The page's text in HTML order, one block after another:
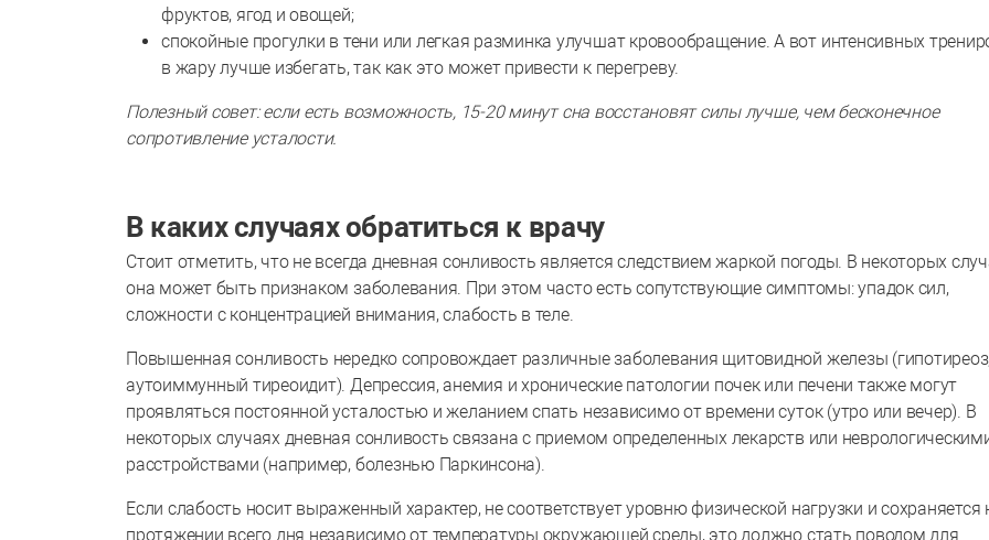
фруктов, ягод и овощей;
спокойные прогулки в тени или легкая разминка улучшат кровообращение. А вот интенсивных
в жару лучше избегать, так как это может привести к перегреву.
Полезный совет: если есть возможность, 15-20 минут сна восстановят силы лучше, чем бесконечное
сопротивление усталости.
В каких случаях обратиться к врачу
Стоит отметить, что не всегда дневная сонливость является следствием жаркой погоды. В некоторых
она может быть признаком заболевания. При этом часто есть сопутствующие симптомы: упадок сил,
сложности с концентрацией внимания, слабость в теле.
Повышенная сонливость нередко сопровождает различные заболевания щитовидной железы
аутоиммунный тиреоидит). Депрессия, анемия и хронические патологии почек или печени также могут
проявляться постоянной усталостью и желанием спать независимо от времени суток (утро или вечер). В
некоторых случаях дневная сонливость связана с приемом определенных лекарств или
расстройствами (например, болезнью Паркинсона).
Если слабость носит выраженный характер, не соответствует уровню физической нагрузки и сохраняется
протяжении всего дня независимо от температуры окружающей среды, это должно стать поводом для